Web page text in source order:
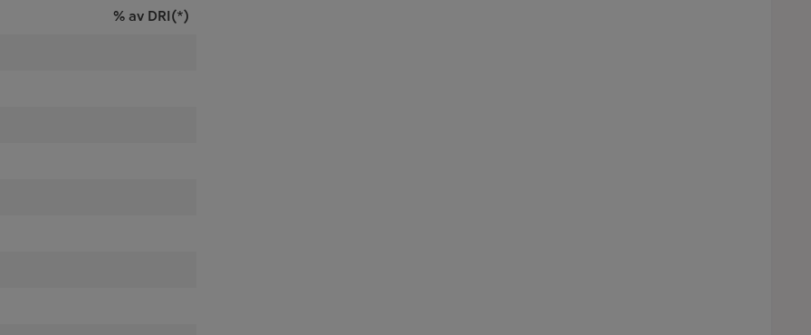
% av DRI(*)